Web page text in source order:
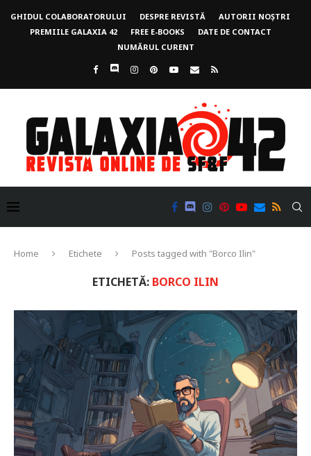
GHIDUL COLABORATORULUI DESPRE REVISTĂ
AUTORII NOȘTRI
PREMIILE GALAXIA 42
FREE E-BOOKS
DATE DE CONTACT
NUMĂRUL CURENT
Home Etichete Posts tagged with "Borco Ilin"
ETICHETĂ: BORCO ILIN